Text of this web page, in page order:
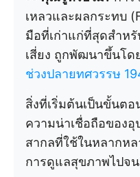
เหลวและผลกระทบ
มือที่เก่าแก่ที่สุดสำห
เสี่ยง ถูกพัฒนาขึ้นโด
ช่วงปลายทศวรรษ
สิ่งที่เริ่มต้นเป็นขั้นตอ
ความน่าเชื่อถือของ
สากลที่ใช้ในหลากห
การดูแลสุขภาพไปจ